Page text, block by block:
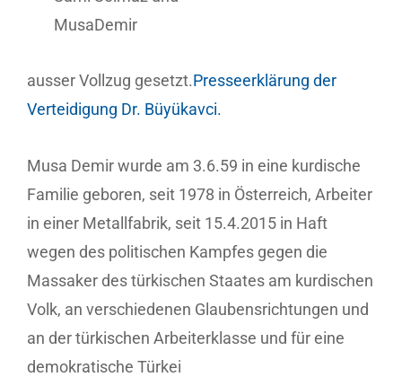
MusaDemir
ausser Vollzug gesetzt.Presseerklärung der
Verteidigung Dr. Büyükavci.
Musa Demir wurde am 3.6.59 in eine kurdische
Familie geboren, seit 1978 in Österreich, Arbeiter
in einer Metallfabrik, seit 15.4.2015 in Haft
wegen des politischen Kampfes gegen die
Massaker des türkischen Staates am kurdischen
Volk, an verschiedenen Glaubensrichtungen und
an der türkischen Arbeiterklasse und für eine
demokratische Türkei